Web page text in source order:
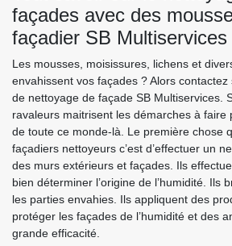
façades avec des
façadier SB Multiservices
Les mousses, moisissures, lichens et
envahissent vos façades ? Alors contactez
de nettoyage de façade SB Multiservices.
ravaleurs maitrisent les démarches à faire
de toute ce monde-là. Le première chose
façadiers nettoyeurs c’est d’effectuer un
des murs extérieurs et façades. Ils
bien déterminer l’origine de l’humidité. Ils
les parties envahies. Ils appliquent des
protéger les façades de l’humidité et des
grande efficacité.